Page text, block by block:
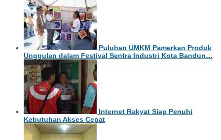
Puluhan UMKM Pamerkan Produk
Unggulan dalam Festival Sentra Industri Kota Bandun…
Internet Rakyat Siap Penuhi
Kebutuhan Akses Cepat